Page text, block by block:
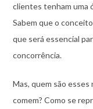
clientes tenham uma
Sabem que o
que será essencial
concorrência.
Mas, quem são
comem? Como se